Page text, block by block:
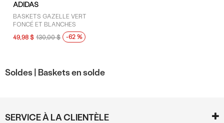
ADIDAS
BASKETS GAZELLE VERT
FONCÉ ET BLANCHES
49,98 $ 130,00 $ -62 %
Soldes | Baskets en solde
SERVICE À LA CLIENTÈLE